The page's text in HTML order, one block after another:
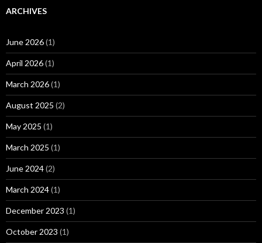
ARCHIVES
June 2026(1)
April 2026(1)
March 2026(1)
August 2025 (2)
May 2025 (1)
March 2025 (1)
June 2024(2)
March 2024(1)
December 2023 (1)
October 2023 (1)